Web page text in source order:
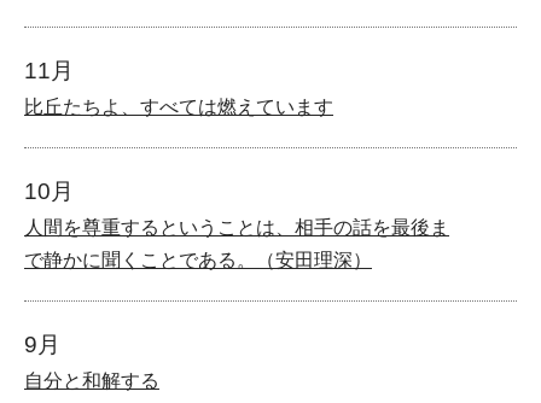
11月
比丘たちよ、すべては燃えています
10月
人間を尊重するということは、相手の話を最後ま
で静かに聞くことである。（安田理深）
9月
自分と和解する